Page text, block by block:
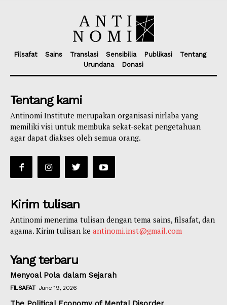
Filsafat Sains Translasi Sensibilia Publikasi
Tentang
Urundana
Donasi
Tentang kami
Antinomi Institute merupakan organisasi nirlaba yang
memiliki visi untuk membuka sekat-sekat pengetahuan
agar dapat diakses oleh semua orang.
Kirim tulisan
Antinomi menerima tulisan dengan tema sains, filsafat, dan
agama. Kirim tulisan ke antinomi.inst@gmail.com
Yang terbaru
Menyoal Pola dalam Sejarah
FILSAFAT June 19, 2026